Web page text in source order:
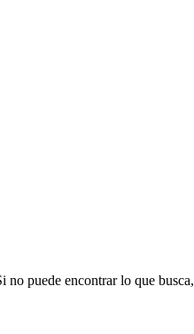
no puede encontrar lo que busca,